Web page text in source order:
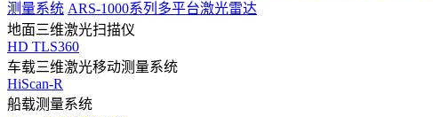
测量系统 ARS-1000系列多平台激光雷达
地面三维激光扫描仪
HD TLS360
车载三维激光移动测量系统
HiScan-R
船载测量系统